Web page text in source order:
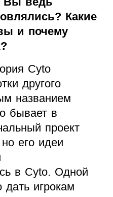
Какие
и почему
Cyto
другого
названием
бывает в
проект
его идеи
в Cyto. Одной
игрокам